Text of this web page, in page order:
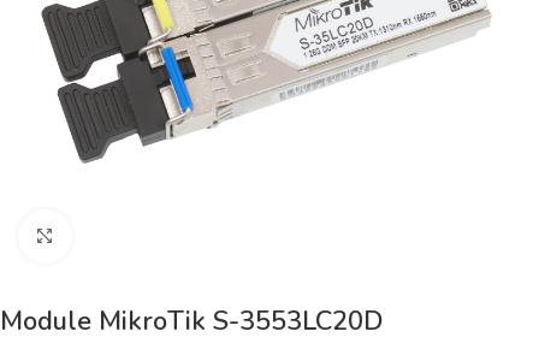
Module MikroTik S-3553LC20D